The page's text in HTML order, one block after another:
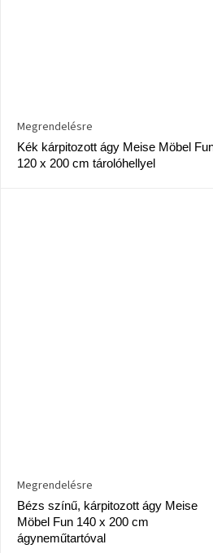
Kék kárpitozott ágy Meise Möbel
120 x 200 cm tárolóhellyel
Megrendelésre
Bézs színű, kárpitozott ágy Meise
Möbel Fun 140 x 200 cm
ágyneműtartóval
Megrendelésre